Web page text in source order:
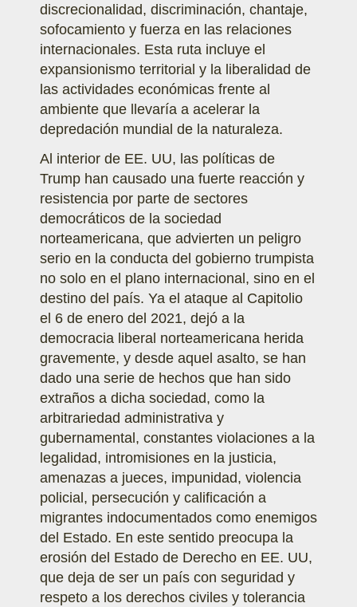
discrecionalidad, discriminación, chantaje,
sofocamiento y fuerza en las relaciones
internacionales. Esta ruta incluye el
expansionismo territorial y la liberalidad de
las actividades económicas frente al
ambiente que llevaría a acelerar la
depredación mundial de la naturaleza.
Al interior de EE. UU, las políticas de
Trump han causado una fuerte reacción y
resistencia por parte de sectores
democráticos de la sociedad
norteamericana, que advierten un peligro
serio en la conducta del gobierno trumpista
no solo en el plano internacional, sino en el
destino del país. Ya el ataque al Capitolio
el 6 de enero del 2021, dejó a la
democracia liberal norteamericana herida
gravemente, y desde aquel asalto, se han
dado una serie de hechos que han sido
extraños a dicha sociedad, como la
arbitrariedad administrativa y
gubernamental, constantes violaciones a la
legalidad, intromisiones en la justicia,
amenazas a jueces, impunidad, violencia
policial, persecución y calificación a
migrantes indocumentados como enemigos
del Estado. En este sentido preocupa la
erosión del Estado de Derecho en EE. UU,
que deja de ser un país con seguridad y
respeto a los derechos civiles y tolerancia